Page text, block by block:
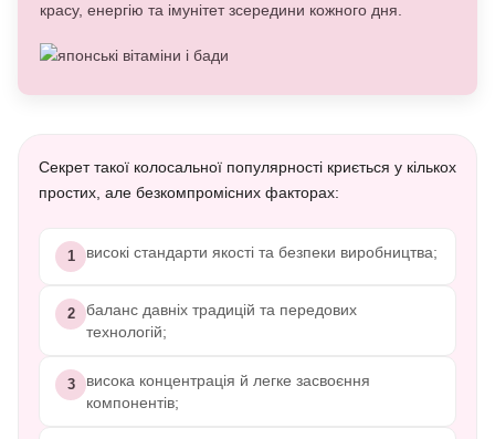
красу, енергію та імунітет зсередини кожного дня.
Секрет такої колосальної популярності криється у кількох
простих, але безкомпромісних факторах:
1 високі стандарти якості та безпеки виробництва;
2
баланс давніх традицій та передових
технологій;
3
висока концентрація й легке засвоєння
компонентів;